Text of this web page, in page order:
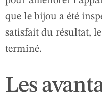
que le bijou a été
satisfait du résultat, le
terminé.
Les